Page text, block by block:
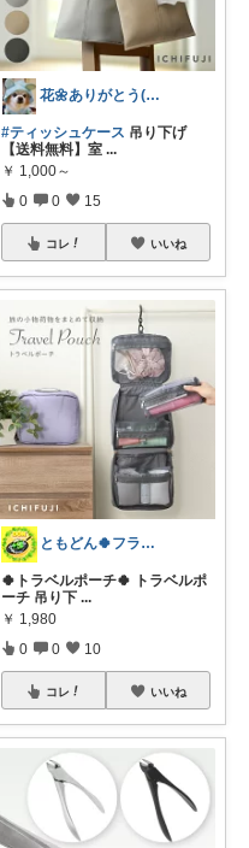
花🌼ありがとう(*･ω･)*_ _)ﾍ
#ティッシュケース 吊り下げ
【送料無料】室 ...
￥ 1,000～
0 0 15
コレ いいね
ともどん🍀フライパン料理ある暮らし🍳
🍀トラベルポーチ🍀 トラベルポ
ーチ 吊り下 ...
￥ 1,980
0 0 10
コレ いいね